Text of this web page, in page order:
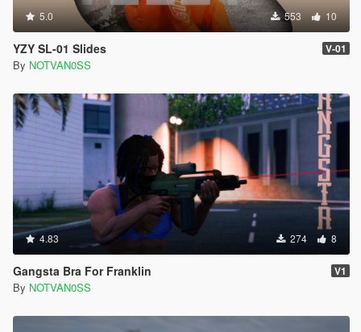
5.0 553 10
YZY SL-01 Slides V-01
By NOTVAN0SS
4.83 274 8
Gangsta Bra For Franklin V1
By NOTVAN0SS